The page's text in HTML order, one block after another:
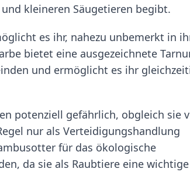
kleineren Säugetieren begibt.
es ihr, nahezu unbemerkt in
bietet eine ausgezeichnete
und ermöglicht es ihr
potenziell gefährlich, obgleich sie
nur als Verteidigungshandlung
für das ökologische
da sie als Raubtiere eine wichtige